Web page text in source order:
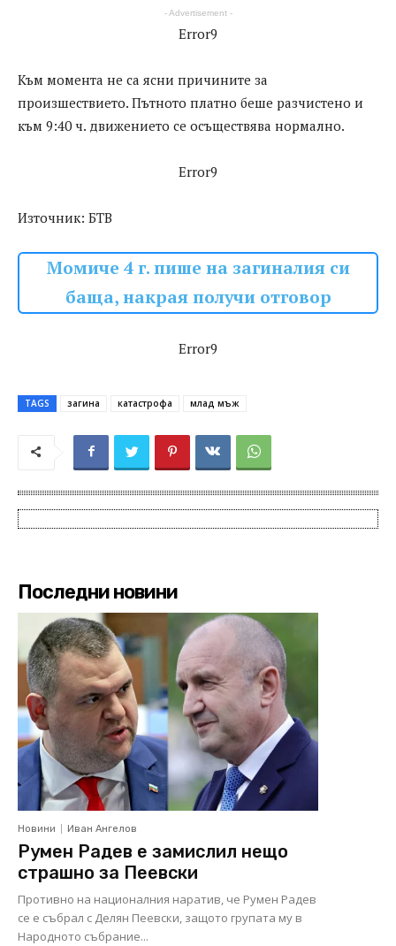
- Advertisement -
Error9
Към момента не са ясни причините за
произшествието. Пътното платно беше разчистено и
към 9:40 ч. движението се осъществява нормално.
Error9
Източник: БТВ
Момиче 4 г. пише на загиналия си
баща, накрая получи отговор
Error9
TAGS загина катастрофа млад мъж
Последни новини
Новини Иван Ангелов
Румен Радев е замислил нещо
страшно за Пеевски
Противно на националния наратив, че Румен Радев
се е събрал с Делян Пеевски, защото групата му в
Народното събрание...